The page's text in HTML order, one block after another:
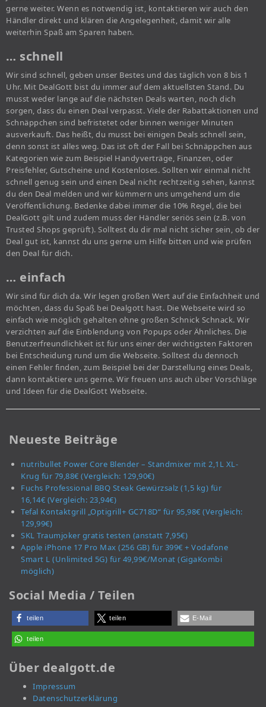
gerne weiter. Wenn es notwendig ist, kontaktieren wir auch den
Händler direkt und klären die Angelegenheit, damit wir alle
weiterhin Spaß am Sparen haben.
… schnell
Wir sind schnell, geben unser Bestes und das täglich von 8 bis 1
Uhr. Mit DealGott bist du immer auf dem aktuellsten Stand. Du
musst weder lange auf die nächsten Deals warten, noch dich
sorgen, dass du einen Deal verpasst. Viele der Rabattaktionen und
Schnäppchen sind befristetet oder binnen weniger Minuten
ausverkauft. Das heißt, du musst bei einigen Deals schnell sein,
denn sonst ist alles weg. Das ist oft der Fall bei Schnäppchen aus
Kategorien wie zum Beispiel Handyverträge, Finanzen, oder
Preisfehler, Gutscheine und Kostenloses. Sollten wir einmal nicht
schnell genug sein und einen Deal nicht rechtzeitig sehen, kannst
du den Deal melden und wir kümmern uns umgehend um die
Veröffentlichung. Bedenke dabei immer die 10% Regel, die bei
DealGott gilt und zudem muss der Händler seriös sein (z.B. von
Trusted Shops geprüft). Solltest du dir mal nicht sicher sein, ob der
Deal gut ist, kannst du uns gerne um Hilfe bitten und wie prüfen
den Deal für dich.
… einfach
Wir sind für dich da. Wir legen großen Wert auf die Einfachheit und
möchten, dass du Spaß bei Dealgott hast. Die Webseite wird so
einfach wie möglich gehalten ohne großen Schnick Schnack. Wir
verzichten auf die Einblendung von Popups oder Ähnliches. Die
Benutzerfreundlichkeit ist für uns einer der wichtigsten Faktoren
bei Entscheidung rund um die Webseite. Solltest du dennoch
einen Fehler finden, zum Beispiel bei der Darstellung eines Deals,
dann kontaktiere uns gerne. Wir freuen uns auch über Vorschläge
und Ideen für die DealGott Webseite.
Neueste Beiträge
nutribullet Power Core Blender – Standmixer mit 2,1L XL-
Krug für 79,88€ (Vergleich: 129,90€)
Fuchs Professional BBQ Steak Gewürzsalz (1,5 kg) für
16,14€ (Vergleich: 23,94€)
Tefal Kontaktgrill „Optigrill+ GC718D“ für 95,98€ (Vergleich:
129,99€)
SKL Traumjoker gratis testen (anstatt 7,95€)
Apple iPhone 17 Pro Max (256 GB) für 399€ + Vodafone
Smart L (Unlimited 5G) für 49,99€/Monat (GigaKombi
möglich)
Social Media / Teilen
teilen teilen E-Mail
teilen
Über dealgott.de
Impressum
Datenschutzerklärung